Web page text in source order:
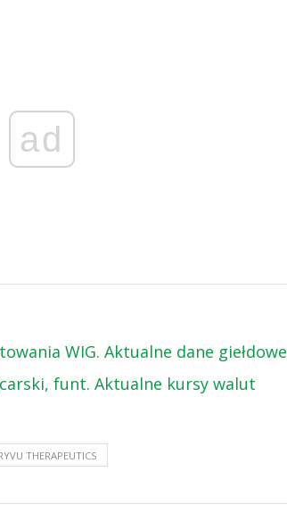
ad
WIG. Aktualne dane giełdowe
funt. Aktualne kursy walut
THERAPEUTICS